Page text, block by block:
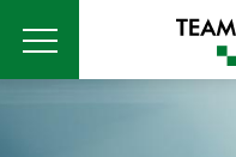
note:
This
website